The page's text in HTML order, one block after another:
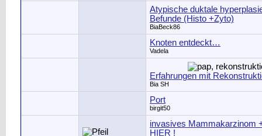
Atypische duktale
Befunde (Histo +Zyto)
BiaBeck86
Knoten entdeckt…
Vadela
Erfahrungen mit
Bia SH
Port
birgit50
invasives Mammakarzinom
HIER !